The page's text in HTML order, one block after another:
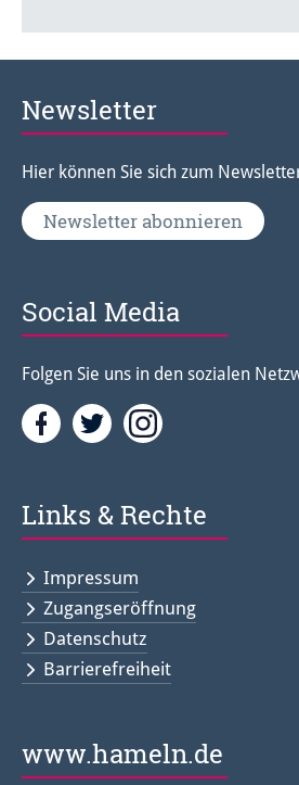
Newsletter
Hier können Sie sich zum
Newsletter abonnieren
Social Media
Folgen Sie uns in den sozialen
FacebookTwitter<
Links & Rechte
Impressum
Zugangseröffnung
Datenschutz
Barrierefreiheit
www.hameln.de